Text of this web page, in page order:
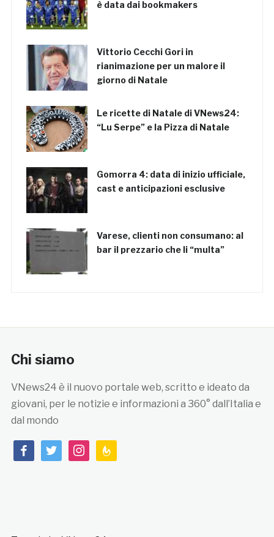
è data dai bookmakers
Vittorio Cecchi Gori in
rianimazione per un malore il
giorno di Natale
Le ricette di Natale di VNews24:
“Lu Serpe” e la Pizza di Natale
Gomorra 4: data di inizio ufficiale,
cast e anticipazioni esclusive
Varese, clienti non consumano: al
bar il prezzario che li “multa”
Chi siamo
VNews24 è il nuovo portale web, scritto e ideato da
giovani, per le notizie e informazioni a 360° dall’Italia e
dal mondo
facebooktwitterinstagramfeedburner